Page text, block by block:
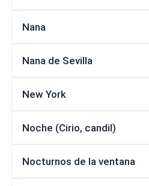
Nana
Nana de Sevilla
New York
Noche (Cirio, candil)
Nocturnos de la ventana